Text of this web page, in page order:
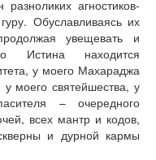
агностиков-
Обуславливаясь их
увещевать и
Истина находится
у моего Махараджа
моего святейшества, у
– очередного
всех мантр и кодов,
и дурной кармы